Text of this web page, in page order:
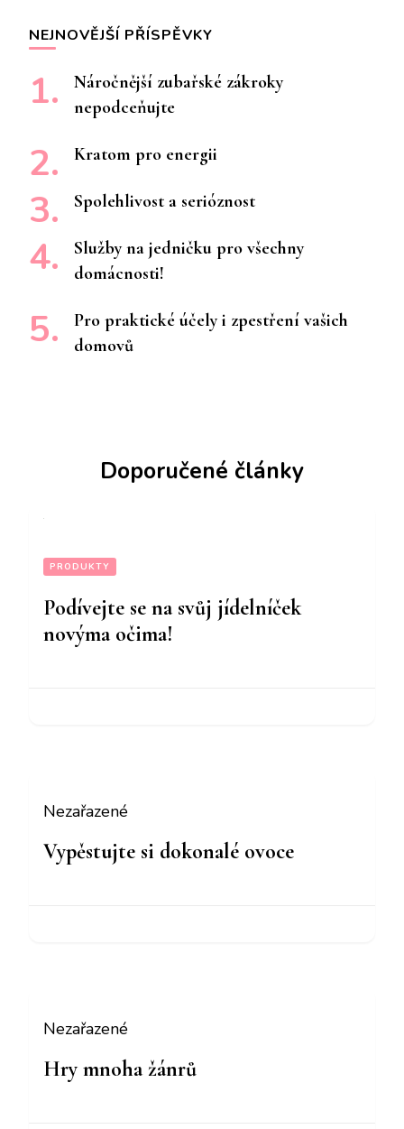
NEJNOVĚJŠÍ PŘÍSPĚVKY
Náročnější zubařské zákroky
nepodceňujte
Kratom pro energii
Spolehlivost a serióznost
Služby na jedničku pro všechny
domácnosti!
Pro praktické účely i zpestření vašich
domovů
Doporučené články
PRODUKTY
Podívejte se na svůj jídelníček
novýma očima!
Nezařazené
Vypěstujte si dokonalé ovoce
Nezařazené
Hry mnoha žánrů